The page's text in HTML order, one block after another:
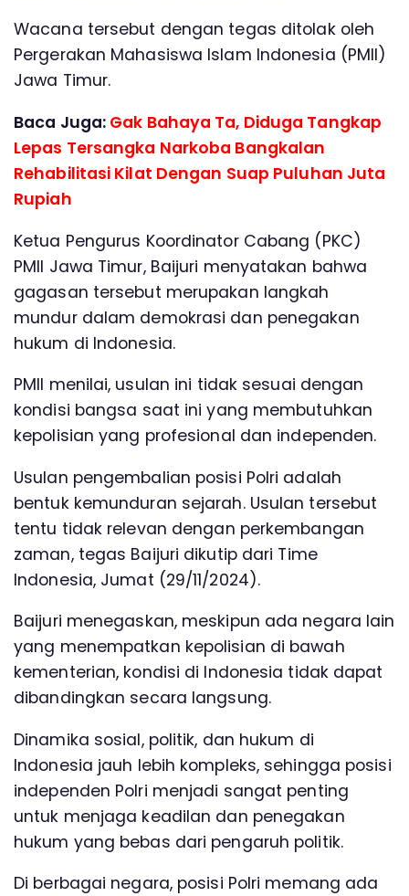
Wacana tersebut dengan tegas ditolak oleh
Pergerakan Mahasiswa Islam Indonesia (PMII)
Jawa Timur.
Baca Juga: Gak Bahaya Ta, Diduga Tangkap
Lepas Tersangka Narkoba Bangkalan
Rehabilitasi Kilat Dengan Suap Puluhan Juta
Rupiah
Ketua Pengurus Koordinator Cabang (PKC)
PMII Jawa Timur, Baijuri menyatakan bahwa
gagasan tersebut merupakan langkah
mundur dalam demokrasi dan penegakan
hukum di Indonesia.
PMII menilai, usulan ini tidak sesuai dengan
kondisi bangsa saat ini yang membutuhkan
kepolisian yang profesional dan independen.
Usulan pengembalian posisi Polri adalah
bentuk kemunduran sejarah. Usulan tersebut
tentu tidak relevan dengan perkembangan
zaman, tegas Baijuri dikutip dari Time
Indonesia, Jumat (29/11/2024).
Baijuri menegaskan, meskipun ada negara lain
yang menempatkan kepolisian di bawah
kementerian, kondisi di Indonesia tidak dapat
dibandingkan secara langsung.
Dinamika sosial, politik, dan hukum di
Indonesia jauh lebih kompleks, sehingga posisi
independen Polri menjadi sangat penting
untuk menjaga keadilan dan penegakan
hukum yang bebas dari pengaruh politik.
Di berbagai negara, posisi Polri memang ada